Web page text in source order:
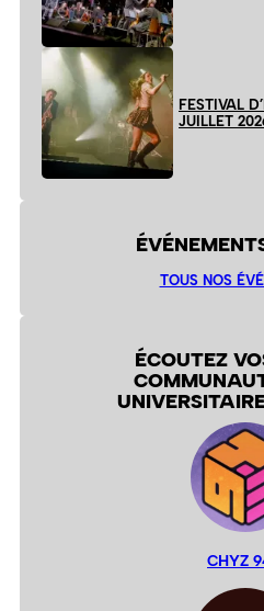
FESTIVAL
JUILLET
TOUS NOS
ÉCOUTEZ
CHYZ